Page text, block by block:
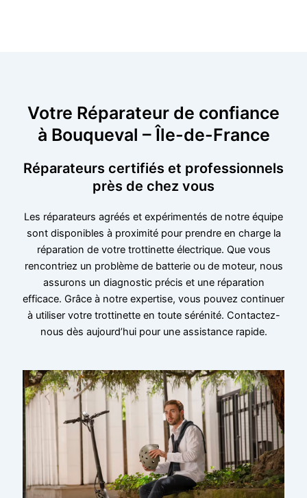
Votre Réparateur de confiance
à Bouqueval – Île-de-France
Réparateurs certifiés et professionnels
près de chez vous
Les réparateurs agréés et expérimentés de notre équipe
sont disponibles à proximité pour prendre en charge la
réparation de votre trottinette électrique. Que vous
rencontriez un problème de batterie ou de moteur, nous
assurons un diagnostic précis et une réparation
efficace. Grâce à notre expertise, vous pouvez continuer
à utiliser votre trottinette en toute sérénité. Contactez-
nous dès aujourd’hui pour une assistance rapide.